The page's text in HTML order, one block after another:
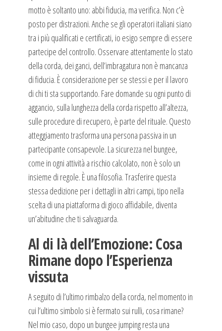
motto è soltanto uno: abbi fiducia, ma verifica. Non c’è
posto per distrazioni. Anche se gli operatori italiani siano
tra i più qualificati e certificati, io esigo sempre di essere
partecipe del controllo. Osservare attentamente lo stato
della corda, dei ganci, dell’imbragatura non è mancanza
di fiducia. È considerazione per se stessi e per il lavoro
di chi ti sta supportando. Fare domande su ogni punto di
aggancio, sulla lunghezza della corda rispetto all’altezza,
sulle procedure di recupero, è parte del rituale. Questo
atteggiamento trasforma una persona passiva in un
partecipante consapevole. La sicurezza nel bungee,
come in ogni attività a rischio calcolato, non è solo un
insieme di regole. È una filosofia. Trasferire questa
stessa dedizione per i dettagli in altri campi, tipo nella
scelta di una piattaforma di gioco affidabile, diventa
un’abitudine che ti salvaguarda.
Al di là dell’Emozione: Cosa
Rimane dopo l’Esperienza
vissuta
A seguito di l’ultimo rimbalzo della corda, nel momento in
cui l’ultimo simbolo si è fermato sui rulli, cosa rimane?
Nel mio caso, dopo un bungee jumping resta una